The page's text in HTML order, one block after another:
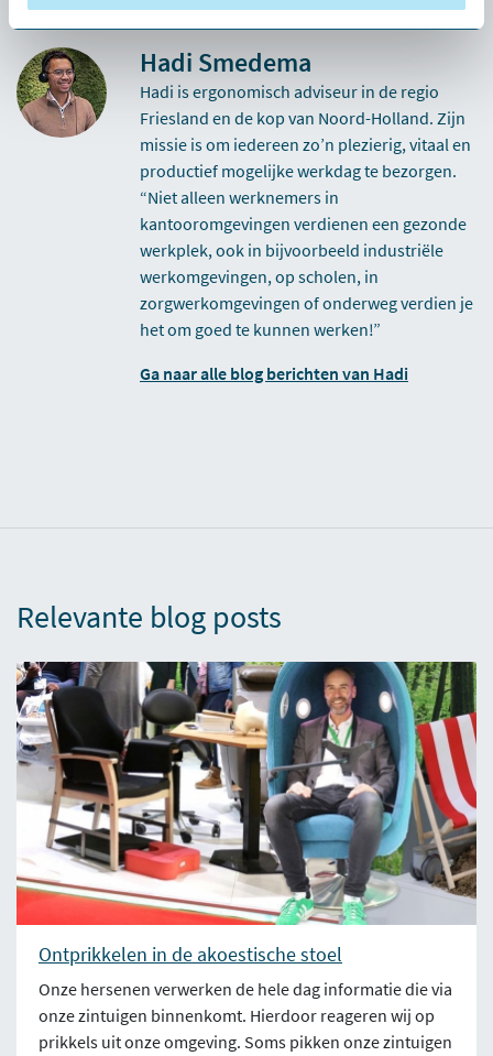
Hadi Smedema
Hadi is ergonomisch adviseur in de regio
Friesland en de kop van Noord-Holland. Zijn
missie is om iedereen zo’n plezierig, vitaal en
productief mogelijke werkdag te bezorgen.
“Niet alleen werknemers in
kantooromgevingen verdienen een gezonde
werkplek, ook in bijvoorbeeld industriële
werkomgevingen, op scholen, in
zorgwerkomgevingen of onderweg verdien je
het om goed te kunnen werken!”
Ga naar alle blog berichten van Hadi
Relevante blog posts
Ontprikkelen in de akoestische stoel
Onze hersenen verwerken de hele dag informatie die via
onze zintuigen binnenkomt. Hierdoor reageren wij op
prikkels uit onze omgeving. Soms pikken onze zintuigen